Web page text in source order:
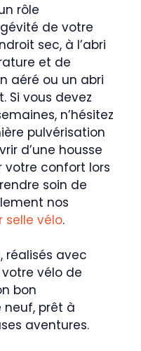
rôle
de votre
sec, à l’abri
et de
aéré ou un abri
Si vous devez
n’hésitez
pulvérisation
d’une housse
votre confort lors
soin de
nos
selle vélo.
réalisés avec
vélo de
bon
prêt à
aventures.